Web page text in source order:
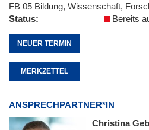
FB 05 Bildung, Wissenschaft,
Status
Bereits
NEUER TERMIN
MERKZETTEL
ANSPRECHPARTNER*IN
Christina